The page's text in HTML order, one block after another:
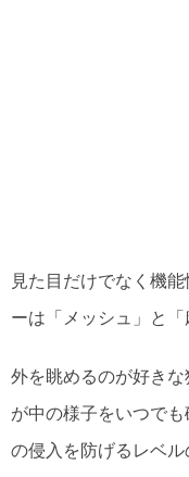
見た目だけでなく機
ーは「メッシュ」と「
外を眺めるのが好き
が中の様子をいつで
の侵入を防げるレベ